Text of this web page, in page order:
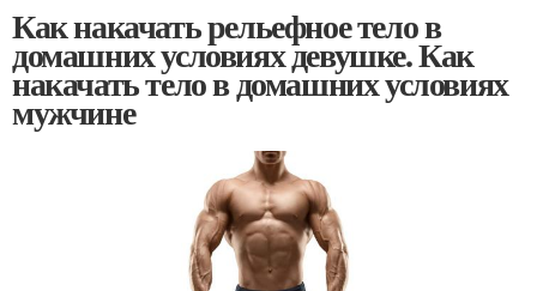
Как накачать рельефное тело в
домашних условиях девушке. Как
накачать тело в домашних условиях
мужчине